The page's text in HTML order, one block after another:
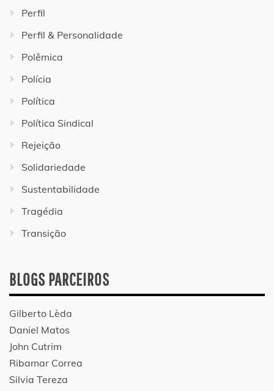
Perfil
Perfil & Personalidade
Polêmica
Polícia
Política
Política Sindical
Rejeição
Solidariedade
Sustentabilidade
Tragédia
Transição
BLOGS PARCEIROS
Gilberto Lèda
Daniel Matos
John Cutrim
Ribamar Correa
Silvia Tereza